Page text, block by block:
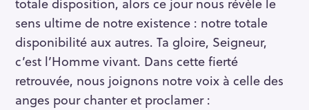
sens ultime de notre existence : notre totale
disponibilité aux autres. Ta gloire, Seigneur,
c’est l’Homme vivant. Dans cette fierté
retrouvée, nous joignons notre voix à celle des
anges pour chanter et proclamer :